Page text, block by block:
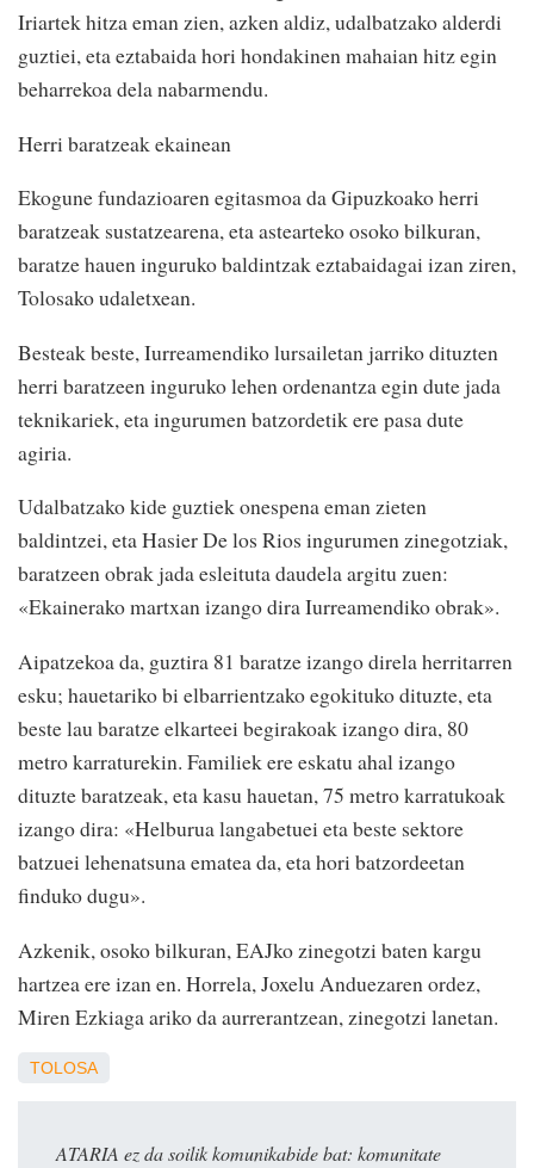
Iriartek hitza eman zien, azken aldiz, udalbatzako alderdi
guztiei, eta eztabaida hori hondakinen mahaian hitz egin
beharrekoa dela nabarmendu.
Herri baratzeak ekainean
Ekogune fundazioaren egitasmoa da Gipuzkoako herri
baratzeak sustatzearena, eta astearteko osoko bilkuran,
baratze hauen inguruko baldintzak eztabaidagai izan ziren,
Tolosako udaletxean.
Besteak beste, Iurreamendiko lursailetan jarriko dituzten
herri baratzeen inguruko lehen ordenantza egin dute jada
teknikariek, eta ingurumen batzordetik ere pasa dute
agiria.
Udalbatzako kide guztiek onespena eman zieten
baldintzei, eta Hasier De los Rios ingurumen zinegotziak,
baratzeen obrak jada esleituta daudela argitu zuen:
«Ekainerako martxan izango dira Iurreamendiko obrak».
Aipatzekoa da, guztira 81 baratze izango direla herritarren
esku; hauetariko bi elbarrientzako egokituko dituzte, eta
beste lau baratze elkarteei begirakoak izango dira, 80
metro karraturekin. Familiek ere eskatu ahal izango
dituzte baratzeak, eta kasu hauetan, 75 metro karratukoak
izango dira: «Helburua langabetuei eta beste sektore
batzuei lehenatsuna ematea da, eta hori batzordeetan
finduko dugu».
Azkenik, osoko bilkuran, EAJko zinegotzi baten kargu
hartzea ere izan en. Horrela, Joxelu Anduezaren ordez,
Miren Ezkiaga ariko da aurrerantzean, zinegotzi lanetan.
TOLOSA
ATARIA ez da soilik komunikabide bat: komunitate